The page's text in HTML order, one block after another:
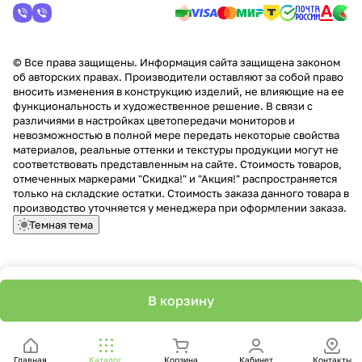
В корзину
Главная Каталог Корзина Кабинет Контакты
© Все права защищены. Информация сайта защищена законом
об авторских правах. Производители оставляют за собой право
вносить изменения в конструкцию изделий, не влияющие на ее
функциональность и художественное решение. В связи с
различиями в настройках цветопередачи мониторов и
невозможностью в полной мере передать некоторые свойства
материалов, реальные оттенки и текстуры продукции могут не
соответствовать представленным на сайте. Стоимость товаров,
отмеченных маркерами "Скидка!" и "Акция!" распространяется
только на складские остатки. Стоимость заказа данного товара в
производство уточняется у менеджера при оформлении заказа.
Темная тема